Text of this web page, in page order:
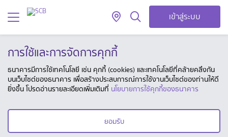
เข้าสู่ระบบ
การใช้และการจัดการคุกกี้
ธนาคารมีการใช้เทคโนโลยี เช่น คุกกี้ (cookies) และเทคโนโลยีที่คล้ายคลึงกัน
บนเว็บไซต์ของธนาคาร เพื่อสร้างประสบการณ์การใช้งานเว็บไซต์ของท่านให้ดี
ยิ่งขึ้น โปรดอ่านรายละเอียดเพิ่มเติมที่ นโยบายการใช้คุกกี้ของธนาคาร
ยอมรับ